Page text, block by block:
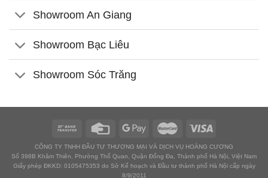
Showroom An Giang
Showroom Bạc Liêu
Showroom Sóc Trăng
CÔNG TY TNHH ĐẦU TƯ THƯƠNG MẠI VÀ DỊCH VỤ HOÀNG CƯƠNG
Số 398B Khâm Thiên, Phường Thổ Quan, Quận Đống Đa, Thành phố Hà Nội, Việt Nam
Giấy phép ĐKKD: 0105475353 do Sở Kế hoạch và Đầu tư thành phố Hà Nội cấp ngày
8/9/2011